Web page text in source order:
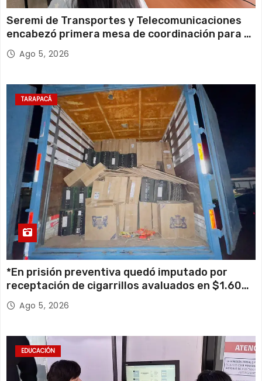
Seremi de Transportes y Telecomunicaciones
encabezó primera mesa de coordinación para el
retiro de cables en desuso en Iquique
Ago 5, 2026
TARAPACÁ
*En prisión preventiva quedó imputado por
receptación de cigarrillos avaluados en $1.600
millones*
Ago 5, 2026
EDUCACIÓN